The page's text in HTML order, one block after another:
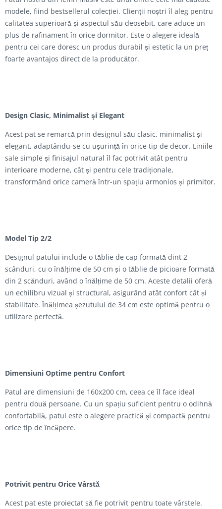
modele, fiind bestsellerul colecției. Clienții noștri îl aleg pentru
calitatea superioară și aspectul său deosebit, care aduce un
plus de rafinament în orice dormitor. Este o alegere ideală
pentru cei care doresc un produs durabil și estetic la un preț
foarte avantajos direct de la producător.
Design Clasic, Minimalist și Elegant
Acest pat se remarcă prin designul său clasic, minimalist și
elegant, adaptându-se cu ușurință în orice tip de decor. Liniile
sale simple și finisajul natural îl fac potrivit atât pentru
interioare moderne, cât și pentru cele tradiționale,
transformând orice cameră într-un spațiu armonios și primitor.
Model Tip 2/2
Designul patului include o tăblie de cap formată dint 2
scânduri, cu o înălțime de 50 cm și o tăblie de picioare formată
din 2 scănduri, având o înălțime de 50 cm. Aceste detalii oferă
un echilibru vizual și structural, asigurând atât confort cât și
stabilitate. Înălțimea șezutului de 34 cm este optimă pentru o
utilizare perfectă.
Dimensiuni Optime pentru Confort
Patul are dimensiuni de 160x200 cm, ceea ce îl face ideal
pentru două persoane. Cu un spațiu suficient pentru o odihnă
confortabilă, patul este o alegere practică și compactă pentru
orice tip de încăpere.
Potrivit pentru Orice Vârstă
Acest pat este proiectat să fie potrivit pentru toate vârstele.